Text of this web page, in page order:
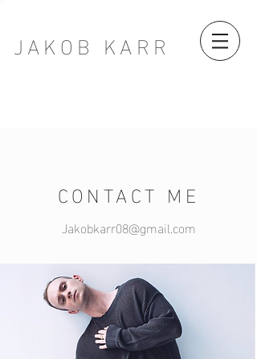
JAKOB KARR
CONTACT ME
Jakobkarr08@gmail.com